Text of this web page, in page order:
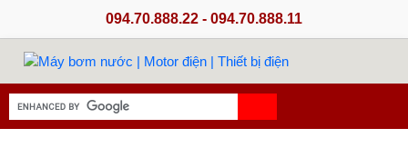
094.70.888.22 - 094.70.888.11